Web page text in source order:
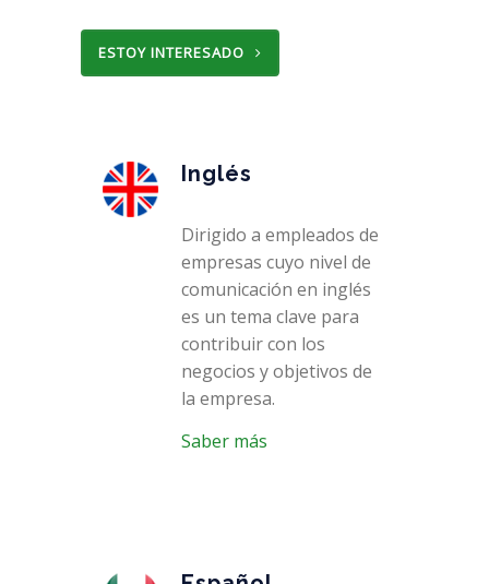
ESTOY INTERESADO
Inglés
Dirigido a empleados de
empresas cuyo nivel de
comunicación en inglés
es un tema clave para
contribuir con los
negocios y objetivos de
la empresa.
Saber más